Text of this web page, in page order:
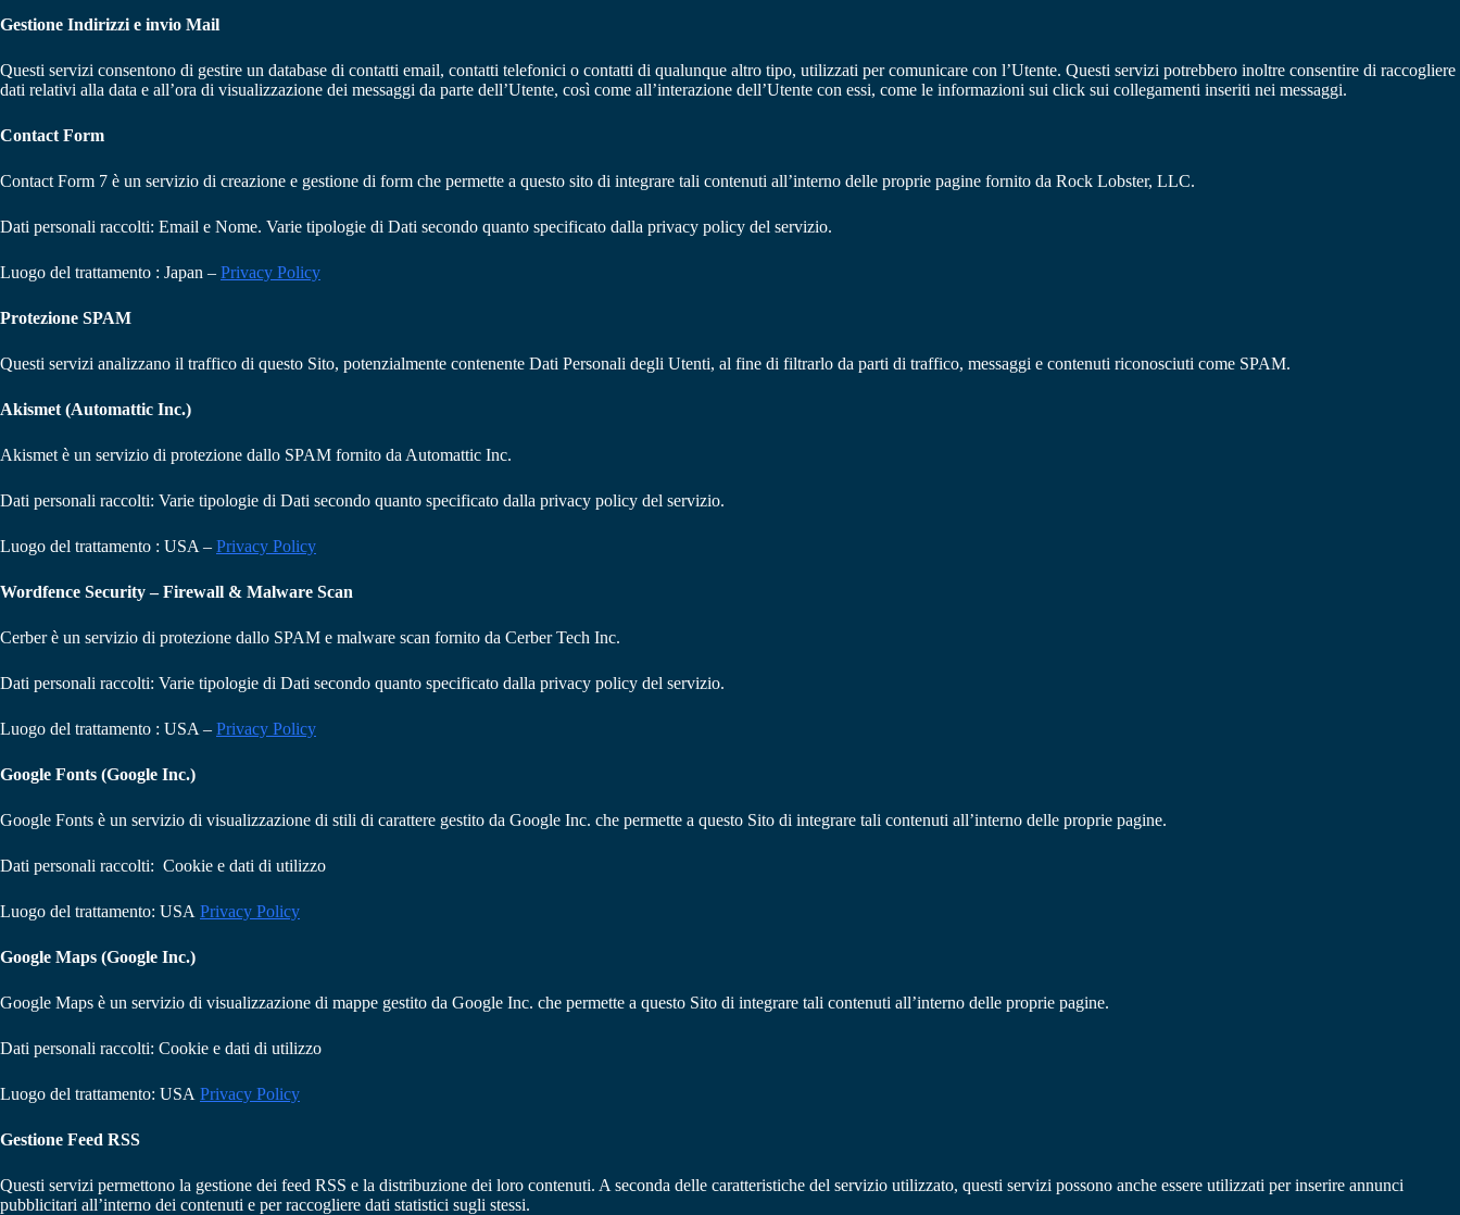
Gestione Indirizzi e invio Mail
Questi servizi consentono di gestire un database di contatti email, contatti telefonici o contatti di qualunque altro tipo, utilizzati per comunicare con l’Utente. Questi servizi potrebbero inoltre consentire di raccogliere
dati relativi alla data e all’ora di visualizzazione dei messaggi da parte dell’Utente, così come all’interazione dell’Utente con essi, come le informazioni sui click sui collegamenti inseriti nei messaggi.
Contact Form
Contact Form 7 è un servizio di creazione e gestione di form che permette a questo sito di integrare tali contenuti all’interno delle proprie pagine fornito da Rock Lobster, LLC.
Dati personali raccolti: Email e Nome. Varie tipologie di Dati secondo quanto specificato dalla privacy policy del servizio.
Luogo del trattamento : Japan – Privacy Policy
Protezione SPAM
Questi servizi analizzano il traffico di questo Sito, potenzialmente contenente Dati Personali degli Utenti, al fine di filtrarlo da parti di traffico, messaggi e contenuti riconosciuti come SPAM.
Akismet (Automattic Inc.)
Akismet è un servizio di protezione dallo SPAM fornito da Automattic Inc.
Dati personali raccolti: Varie tipologie di Dati secondo quanto specificato dalla privacy policy del servizio.
Luogo del trattamento : USA – Privacy Policy
Wordfence Security – Firewall & Malware Scan
Cerber è un servizio di protezione dallo SPAM e malware scan fornito da Cerber Tech Inc.
Dati personali raccolti: Varie tipologie di Dati secondo quanto specificato dalla privacy policy del servizio.
Luogo del trattamento : USA – Privacy Policy
Google Fonts (Google Inc.)
Google Fonts è un servizio di visualizzazione di stili di carattere gestito da Google Inc. che permette a questo Sito di integrare tali contenuti all’interno delle proprie pagine.
Dati personali raccolti: Cookie e dati di utilizzo
Luogo del trattamento: USA Privacy Policy
Google Maps (Google Inc.)
Google Maps è un servizio di visualizzazione di mappe gestito da Google Inc. che permette a questo Sito di integrare tali contenuti all’interno delle proprie pagine.
Dati personali raccolti: Cookie e dati di utilizzo
Luogo del trattamento: USA Privacy Policy
Gestione Feed RSS
Questi servizi permettono la gestione dei feed RSS e la distribuzione dei loro contenuti. A seconda delle caratteristiche del servizio utilizzato, questi servizi possono anche essere utilizzati per inserire annunci
pubblicitari all’interno dei contenuti e per raccogliere dati statistici sugli stessi.